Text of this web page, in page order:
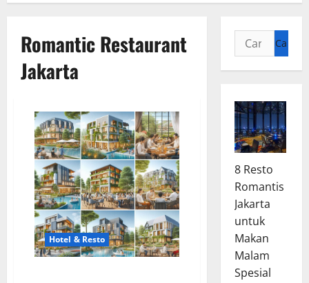
Romantic Restaurant
Jakarta
Hotel & Resto
Cari
untuk:
8 Resto
Romantis
Jakarta
untuk
Makan
Malam
Spesial